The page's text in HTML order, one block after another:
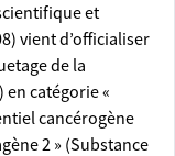
et
vient d’officialiser
de la
en catégorie «
cancérogène
2 » (Substance